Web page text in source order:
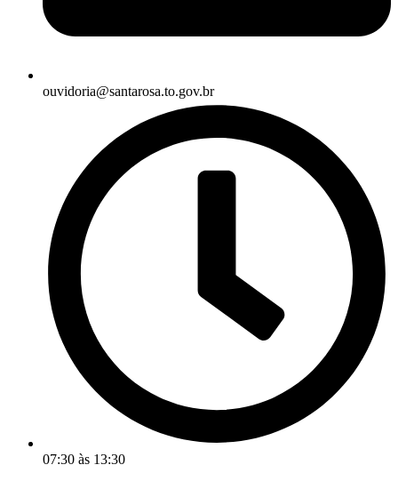
ouvidoria@santarosa.to.gov.br
07:30 às 13:30